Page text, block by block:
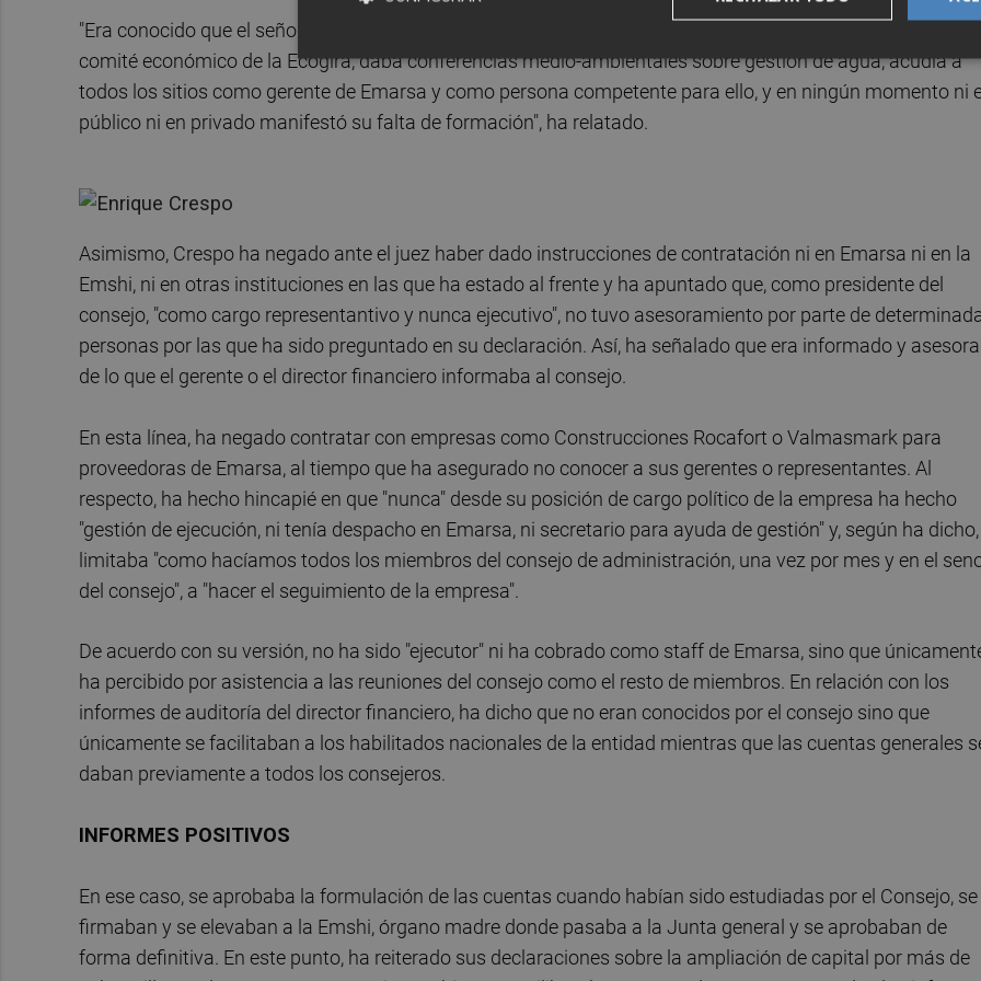
"Era conocido que el señor Cuesta era gerente en contactos con el Emshi, con la Generalitat, estaba en el
comité económico de la Ecogira, daba conferencias medio-ambientales sobre gestión de agua, acudía a
todos los sitios como gerente de Emarsa y como persona competente para ello, y en ningún momento ni
público ni en privado manifestó su falta de formación", ha relatado.
Asimismo, Crespo ha negado ante el juez haber dado instrucciones de contratación ni en Emarsa ni en la
Emshi, ni en otras instituciones en las que ha estado al frente y ha apuntado que, como presidente del
consejo, "como cargo representantivo y nunca ejecutivo", no tuvo asesoramiento por parte de
personas por las que ha sido preguntado en su declaración. Así, ha señalado que era informado y
de lo que el gerente o el director financiero informaba al consejo.
En esta línea, ha negado contratar con empresas como Construcciones Rocafort o Valmasmark para
proveedoras de Emarsa, al tiempo que ha asegurado no conocer a sus gerentes o representantes. Al
respecto, ha hecho hincapié en que "nunca" desde su posición de cargo político de la empresa ha hecho
"gestión de ejecución, ni tenía despacho en Emarsa, ni secretario para ayuda de gestión" y, según ha
limitaba "como hacíamos todos los miembros del consejo de administración, una vez por mes y en el
del consejo", a "hacer el seguimiento de la empresa".
De acuerdo con su versión, no ha sido "ejecutor" ni ha cobrado como staff de Emarsa, sino que
ha percibido por asistencia a las reuniones del consejo como el resto de miembros. En relación con los
informes de auditoría del director financiero, ha dicho que no eran conocidos por el consejo sino que
únicamente se facilitaban a los habilitados nacionales de la entidad mientras que las cuentas generales
daban previamente a todos los consejeros.
INFORMES POSITIVOS
En ese caso, se aprobaba la formulación de las cuentas cuando habían sido estudiadas por el Consejo, se
firmaban y se elevaban a la Emshi, órgano madre donde pasaba a la Junta general y se aprobaban de
forma definitiva. En este punto, ha reiterado sus declaraciones sobre la ampliación de capital por más de